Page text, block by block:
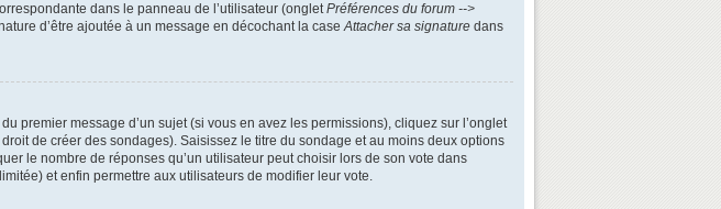
dans le panneau de l’utilisateur (ongletPréférences du forum -->
d’être ajoutée à un message en décochant la caseAttacher sa signature dans
premier message d’un sujet (si vous en avez les permissions), cliquez sur l’onglet
de créer des sondages). Saisissez le titre du sondage et au moins deux options
le nombre de réponses qu’un utilisateur peut choisir lors de son vote dans
et enfin permettre aux utilisateurs de modifier leur vote.